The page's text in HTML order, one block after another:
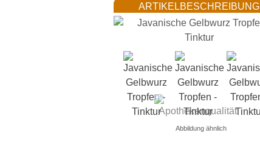
ARTIKELBESCHREIBUNG
Abbildung ähnlich